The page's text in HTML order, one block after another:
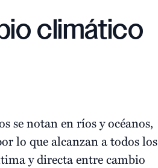
climático
se notan en ríos y océanos,
lo que alcanzan a todos los
y directa entre cambio